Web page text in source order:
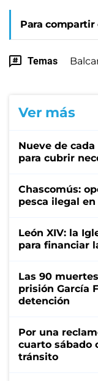
Para compartir
Temas
Ver más
Nueve de
para cubrir
Chascomús:
pesca ilegal
León XIV: la
para financiar
Las 90
prisión García
detención
Por una
cuarto sábado
tránsito